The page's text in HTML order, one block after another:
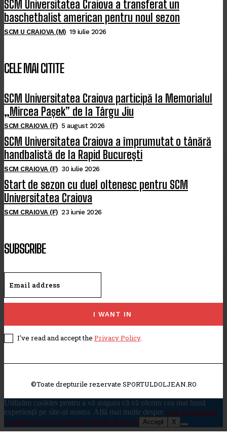
SCM Universitatea Craiova a transferat un
baschetbalist american pentru noul sezon
SCM U CRAIOVA (M) 19 iulie 2026
CELE MAI CITITE
SCM Universitatea Craiova participă la Memorialul
„Mircea Pașek” de la Târgu Jiu
SCM CRAIOVA (F) 5 august 2026
SCM Universitatea Craiova a împrumutat o tânără
handbalistă de la Rapid București
SCM CRAIOVA (F) 30 iulie 2026
Start de sezon cu duel oltenesc pentru SCM
Universitatea Craiova
SCM CRAIOVA (F) 23 iunie 2026
SUBSCRIBE
I WANT IN
I've read and accept the Privacy Policy.
©Toate drepturile rezervate SPORTULDOLJEAN.RO
Utilizăm cookies pentru a vă asigura că vă oferim cea mai bună
experiență pe site-ul nostru. Află mai multe despre cum sa folosesti
cookies si cum sa schimbi setarile acestora Accept X